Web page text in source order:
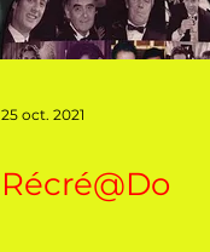
25 oct. 2021
Récré@Do